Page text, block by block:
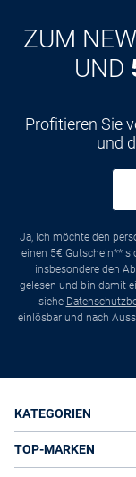
ZUM
UND
Profitieren Sie
und
Ja, ich möchte den
einen 5€ Gutschein**
insbesondere den
gelesen und bin damit
siehe
einlösbar und nach
KATEGORIEN
TOP-MARKEN